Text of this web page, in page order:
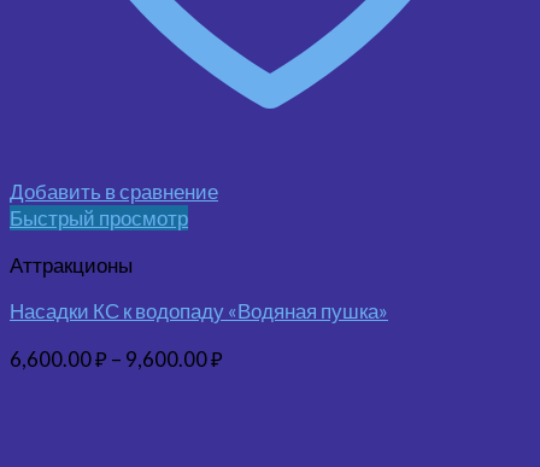
Добавить в сравнение
Быстрый просмотр
Аттракционы
Насадки КС к водопаду «Водяная пушка»
6,600.00₽ – 9,600.00₽